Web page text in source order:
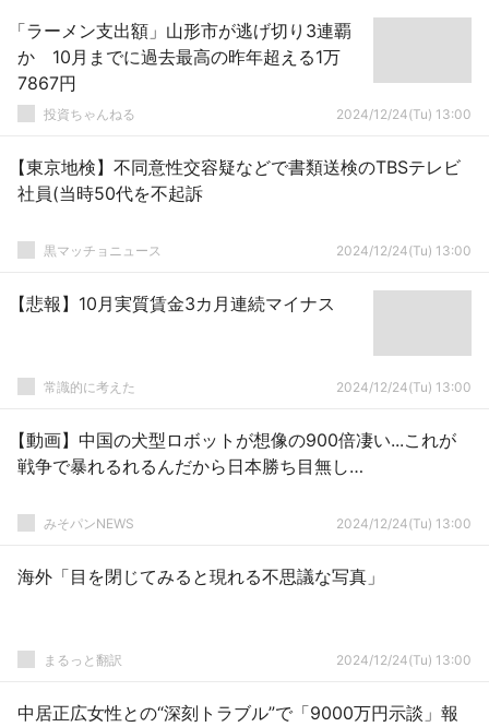
「ラーメン支出額」山形市が逃げ切り3連覇
か 10月までに過去最高の昨年超える1万
7867円
投資ちゃんねる 2024/12/24(Tu) 13:00
【東京地検】不同意性交容疑などで書類送検のTBSテレビ
社員(当時50代を不起訴
黒マッチョニュース 2024/12/24(Tu) 13:00
【悲報】10月実質賃金3カ月連続マイナス
常識的に考えた 2024/12/24(Tu) 13:00
【動画】中国の犬型ロボットが想像の900倍凄い...これが
戦争で暴れるれるんだから日本勝ち目無し…
みそパンNEWS 2024/12/24(Tu) 13:00
海外「目を閉じてみると現れる不思議な写真」
まるっと翻訳 2024/12/24(Tu) 13:00
中居正広女性との“深刻トラブル”で「9000万円示談」報